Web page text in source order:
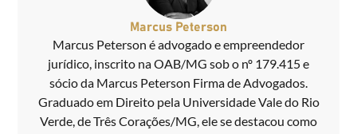
Marcus Peterson
Marcus Peterson é advogado e empreendedor
jurídico, inscrito na OAB/MG sob o nº 179.415 e
sócio da Marcus Peterson Firma de Advogados.
Graduado em Direito pela Universidade Vale do Rio
Verde, de Três Corações/MG, ele se destacou como